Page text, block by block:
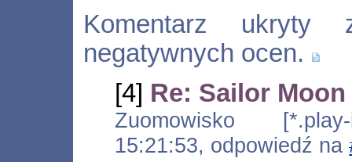
Komentarz ukryty
negatywnych ocen.
[4] Re: Sailor Moon
Zuomowisko
15:21:53, odpowiedź na